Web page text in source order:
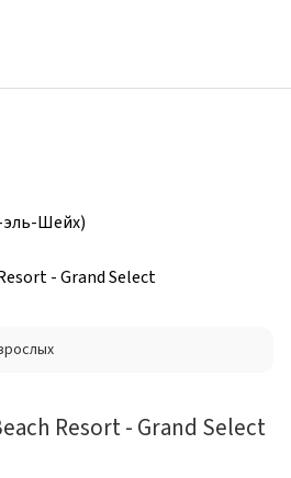
Шейх)
- Grand Select
Resort - Grand Select